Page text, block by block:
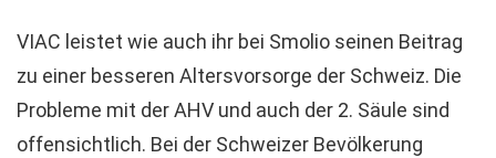
VIAC leistet wie auch ihr bei Smolio seinen Beitrag
zu einer besseren Altersvorsorge der Schweiz. Die
Probleme mit der AHV und auch der 2. Säule sind
offensichtlich. Bei der Schweizer Bevölkerung